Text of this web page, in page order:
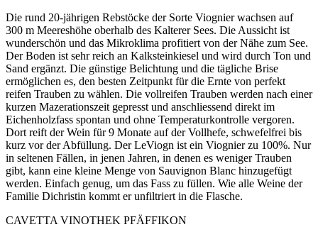
Die rund 20-jährigen Rebstöcke der Sorte Viognier wachsen auf
300 m Meereshöhe oberhalb des Kalterer Sees. Die Aussicht ist
wunderschön und das Mikroklima profitiert von der Nähe zum See.
Der Boden ist sehr reich an Kalksteinkiesel und wird durch Ton und
Sand ergänzt. Die günstige Belichtung und die tägliche Brise
ermöglichen es, den besten Zeitpunkt für die Ernte von perfekt
reifen Trauben zu wählen. Die vollreifen Trauben werden nach einer
kurzen Mazerationszeit gepresst und anschliessend direkt im
Eichenholzfass spontan und ohne Temperaturkontrolle vergoren.
Dort reift der Wein für 9 Monate auf der Vollhefe, schwefelfrei bis
kurz vor der Abfüllung. Der LeViogn ist ein Viognier zu 100%. Nur
in seltenen Fällen, in jenen Jahren, in denen es weniger Trauben
gibt, kann eine kleine Menge von Sauvignon Blanc hinzugefügt
werden. Einfach genug, um das Fass zu füllen. Wie alle Weine der
Familie Dichristin kommt er unfiltriert in die Flasche.
CAVETTA VINOTHEK PFÄFFIKON